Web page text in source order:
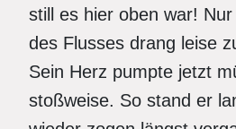
still es hier oben war!
des Flusses drang leise
Sein Herz pumpte jetzt
stoßweise. So stand er